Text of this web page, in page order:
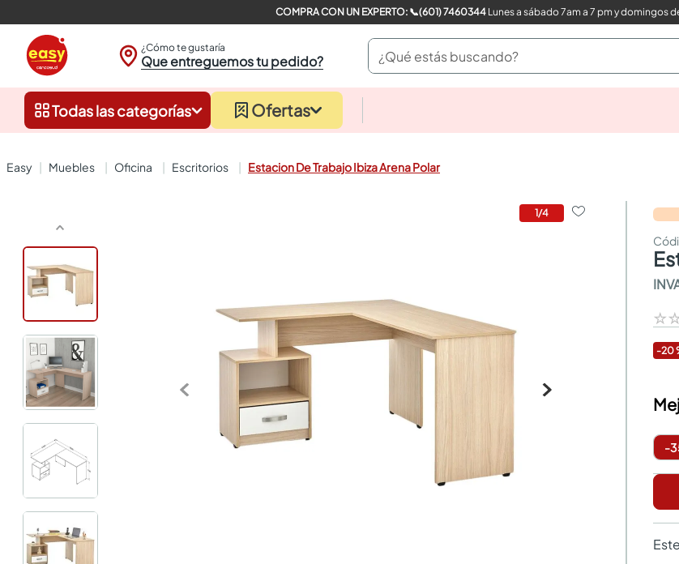
COMPRA CON UN EXPERTO: 📞(601) 7460344Lunes a sábado 7am a 7 pm y domingos
¿Cómo te gustaría
Que entreguemos tu pedido?
¿Qué estás buscando?
Todas las categorías Ofertas
muebles oficina escritorios Estacion De Trabajo Ibiza Arena Polar
1/4
☆
-20
-
closet
sanitarios